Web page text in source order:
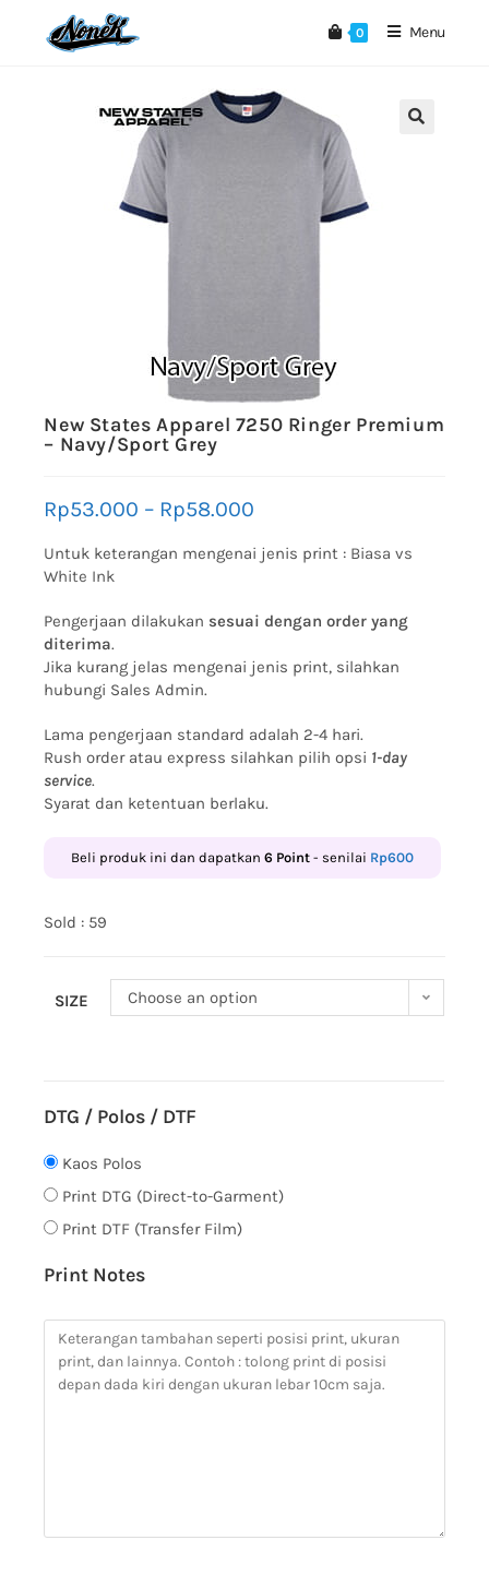
0 Menu
New States Apparel 7250 Ringer Premium
– Navy/Sport Grey
Rp53.000 – Rp58.000
Untuk keterangan mengenai jenis print : Biasa vs
White Ink
Pengerjaan dilakukan sesuai dengan order yang
diterima.
Jika kurang jelas mengenai jenis print, silahkan
hubungi Sales Admin.
Lama pengerjaan standard adalah 2-4 hari.
Rush order atau express silahkan pilih opsi 1-day
service.
Syarat dan ketentuan berlaku.
Beli produk ini dan dapatkan6 Point - senilai Rp600
Sold : 59
SIZE Choose an option
DTG / Polos / DTF
Kaos Polos
Print DTG (Direct-to-Garment)
Print DTF (Transfer Film)
Print Notes